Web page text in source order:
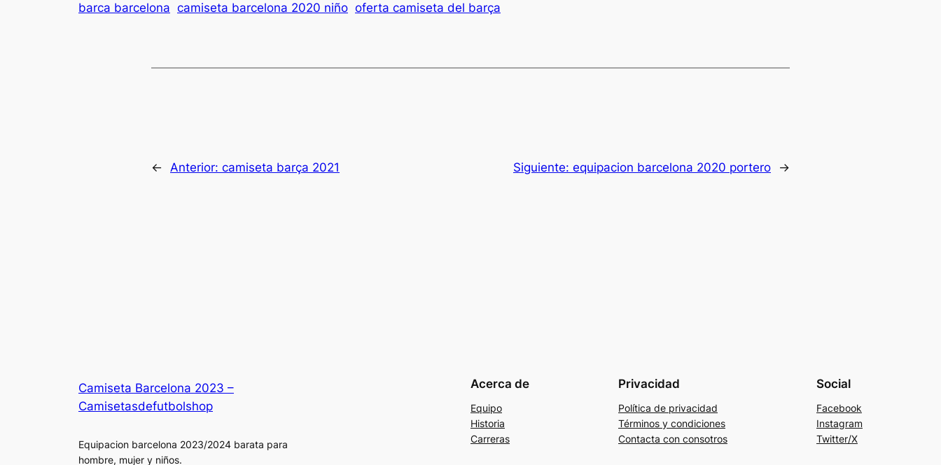
barca barcelona camiseta barcelona 2020 niño oferta camiseta del barça
← Anterior: camiseta barça 2021 Siguiente: equipacion barcelona 2020 portero →
Camiseta Barcelona 2023 –
Camisetasdefutbolshop
Equipacion barcelona 2023/2024 barata para
hombre, mujer y niños.
Acerca de
Equipo
Historia
Carreras
Privacidad
Política de privacidad
Términos y condiciones
Contacta con consotros
Social
Facebook
Instagram
Twitter/X